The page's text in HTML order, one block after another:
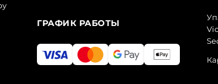
ГРАФИК РАБОТЫ